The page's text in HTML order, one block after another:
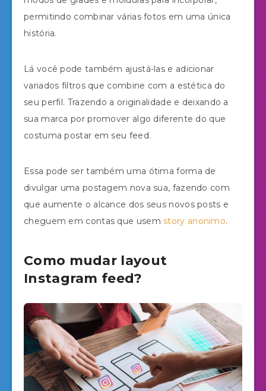
permitindo combinar várias fotos em uma única
história.
Lá você pode também ajustá-las e adicionar
variados filtros que combine com a estética do
seu perfil. Trazendo a originalidade e deixando a
sua marca por promover algo diferente do que
costuma postar em seu feed.
Essa pode ser também uma ótima forma de
divulgar uma postagem nova sua, fazendo com
que aumente o alcance dos seus novos posts e
cheguem em contas que usem story anonimo.
Como mudar layout
Instagram feed?